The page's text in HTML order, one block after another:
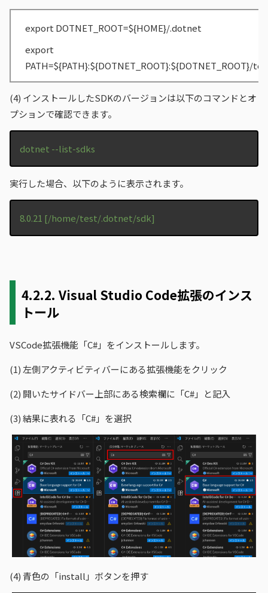
export DOTNET_ROOT=${HOME}/.dotnet
export
PATH=${PATH}:${DOTNET_ROOT}:${DOTNET_ROOT}/
(4) インストールしたSDKのバージョンは以下のコマンドとオ
プションで確認できます。
dotnet --list-sdks
実行した場合、以下のように表示されます。
8.0.21 [/home/test/.dotnet/sdk]
4.2.2. Visual Studio Code拡張のインス
トール
VSCode拡張機能「C#」をインストールします。
(1) 左側アクティビティバーにある拡張機能をクリック
(2) 開いたサイドバー上部にある検索欄に「C#」と記入
(3)結果に表れる「C#」を選択
(4)青色の「install」ボタンを押す